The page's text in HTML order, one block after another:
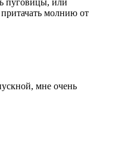
пуговицы, или
притачать молнию от
мне очень